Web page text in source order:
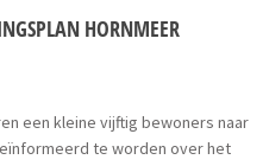
HORNMEER
een kleine vijftig bewoners naar
te worden over het